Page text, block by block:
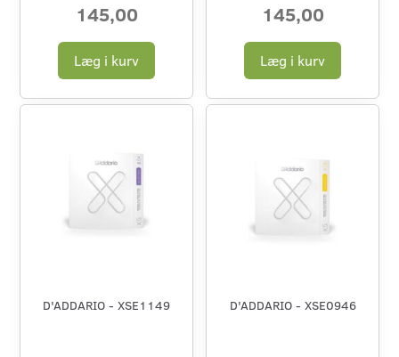
145,00
Læg i kurv
145,00
Læg i kurv
D'ADDARIO - XSE1149 D'ADDARIO - XSE0946